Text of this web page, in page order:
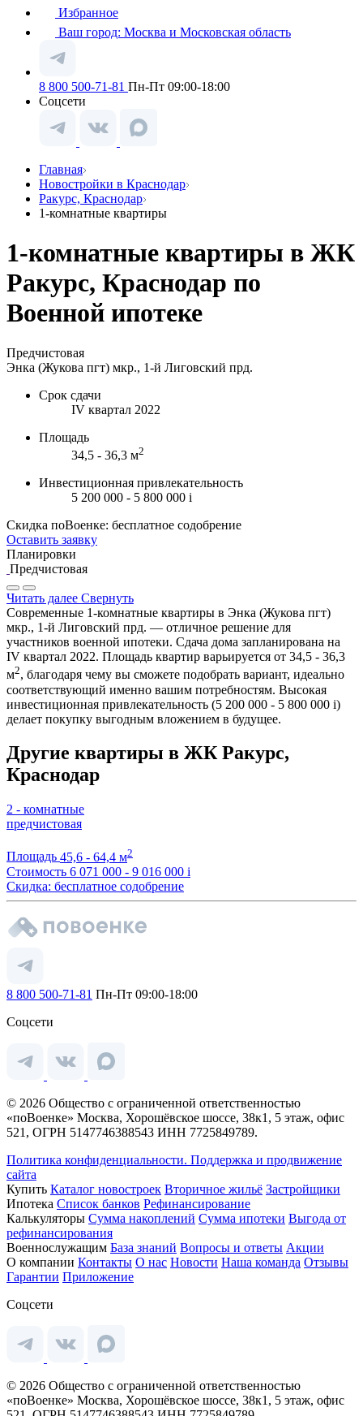
Избранное
Ваш город: Москва и Московская область
8 800 500-71-81 Пн-Пт 09:00-18:00
Соцсети
Главная
Новостройки в Краснодар
Ракурс, Краснодар
1-комнатные квартиры
1-комнатные квартиры в ЖК
Ракурс, Краснодар по
Военной ипотеке
Предчистовая
Энка (Жукова пгт) мкр., 1-й Лиговский прд.
Срок сдачи
IV квартал 2022
Площадь
34,5 - 36,3 м2
Инвестиционная привлекательность
5 200 000 - 5 800 000 i
Скидка поВоенке: бесплатное содобрение
Оставить заявку
Планировки
Предчистовая
Читать далее Свернуть
Современные 1-комнатные квартиры в Энка (Жукова пгт)
мкр., 1-й Лиговский прд. — отличное решение для
участников военной ипотеки. Сдача дома запланирована на
IV квартал 2022. Площадь квартир варьируется от 34,5 - 36,3
м2, благодаря чему вы сможете подобрать вариант, идеально
соответствующий именно вашим потребностям. Высокая
инвестиционная привлекательность (5 200 000 - 5 800 000 i)
делает покупку выгодным вложением в будущее.
Другие квартиры в ЖК Ракурс,
Краснодар
2 - комнатные
предчистовая
Площадь 45,6 - 64,4 м2
Стоимость 6 071 000 - 9 016 000 i
Скидка: бесплатное содобрение
8 800 500-71-81 Пн-Пт 09:00-18:00
Соцсети
© 2026 Общество с ограниченной ответственностью
«поВоенке» Москва, Хорошёвское шоссе, 38к1, 5 этаж, офис
521, ОГРН 5147746388543 ИНН 7725849789.
Политика конфиденциальности. Поддержка и продвижение
сайта
Купить Каталог новостроек Вторичное жильё Застройщики
Ипотека Список банков Рефинансирование
Калькуляторы Сумма накоплений Сумма ипотеки Выгода от
рефинансирования
Военнослужащим База знаний Вопросы и ответы Акции
О компании Контакты О нас Новости Наша команда Отзывы
Гарантии Приложение
Соцсети
© 2026 Общество с ограниченной ответственностью
«поВоенке» Москва, Хорошёвское шоссе, 38к1, 5 этаж, офис